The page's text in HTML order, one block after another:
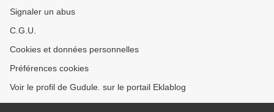
Signaler un abus
C.G.U.
Cookies et données personnelles
Préférences cookies
Voir le profil de Gudule. sur le portail Eklablog